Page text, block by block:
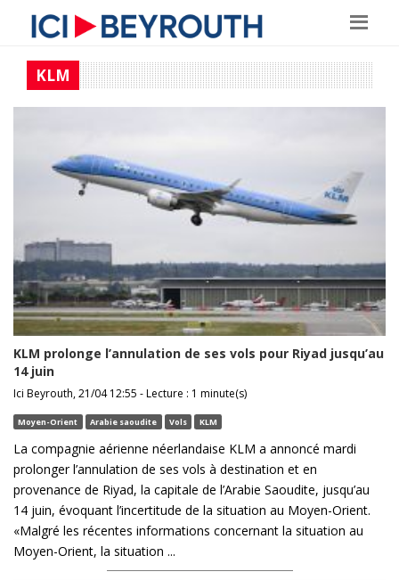
KLM
KLM prolonge l’annulation de ses vols pour Riyad jusqu’au
14 juin
Ici Beyrouth, 21/04 12:55 - Lecture : 1 minute(s)
Moyen-Orient Arabie saoudite Vols KLM
La compagnie aérienne néerlandaise KLM a annoncé mardi
prolonger l’annulation de ses vols à destination et en
provenance de Riyad, la capitale de l’Arabie Saoudite, jusqu’au
14 juin, évoquant l’incertitude de la situation au Moyen-Orient.
«Malgré les récentes informations concernant la situation au
Moyen-Orient, la situation ...